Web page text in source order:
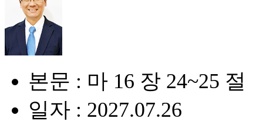
본문 : 마 16 장 24~25 절
일자 : 2027.07.26